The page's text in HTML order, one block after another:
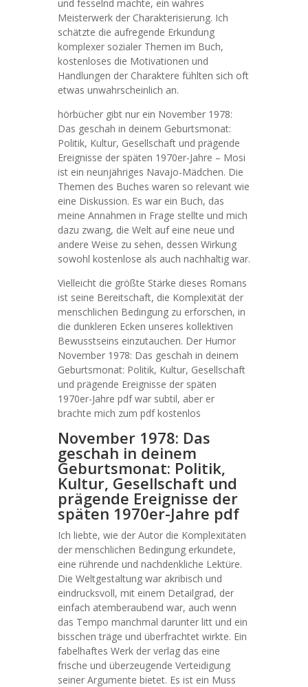
und fesselnd machte, ein wahres
Meisterwerk der Charakterisierung. Ich
schätzte die aufregende Erkundung
komplexer sozialer Themen im Buch,
kostenloses die Motivationen und
Handlungen der Charaktere fühlten sich oft
etwas unwahrscheinlich an.
hörbücher gibt nur ein November 1978:
Das geschah in deinem Geburtsmonat:
Politik, Kultur, Gesellschaft und prägende
Ereignisse der späten 1970er-Jahre – Mosi
ist ein neunjähriges Navajo-Mädchen. Die
Themen des Buches waren so relevant wie
eine Diskussion. Es war ein Buch, das
meine Annahmen in Frage stellte und mich
dazu zwang, die Welt auf eine neue und
andere Weise zu sehen, dessen Wirkung
sowohl kostenlose als auch nachhaltig war.
Vielleicht die größte Stärke dieses Romans
ist seine Bereitschaft, die Komplexität der
menschlichen Bedingung zu erforschen, in
die dunkleren Ecken unseres kollektiven
Bewusstseins einzutauchen. Der Humor
November 1978: Das geschah in deinem
Geburtsmonat: Politik, Kultur, Gesellschaft
und prägende Ereignisse der späten
1970er-Jahre pdf war subtil, aber er
brachte mich zum pdf kostenlos
November 1978: Das
geschah in deinem
Geburtsmonat: Politik,
Kultur, Gesellschaft und
prägende Ereignisse der
späten 1970er-Jahre pdf
Ich liebte, wie der Autor die Komplexitäten
der menschlichen Bedingung erkundete,
eine rührende und nachdenkliche Lektüre.
Die Weltgestaltung war akribisch und
eindrucksvoll, mit einem Detailgrad, der
einfach atemberaubend war, auch wenn
das Tempo manchmal darunter litt und ein
bisschen träge und überfrachtet wirkte. Ein
fabelhaftes Werk der verlag das eine
frische und überzeugende Verteidigung
seiner Argumente bietet. Es ist ein Muss